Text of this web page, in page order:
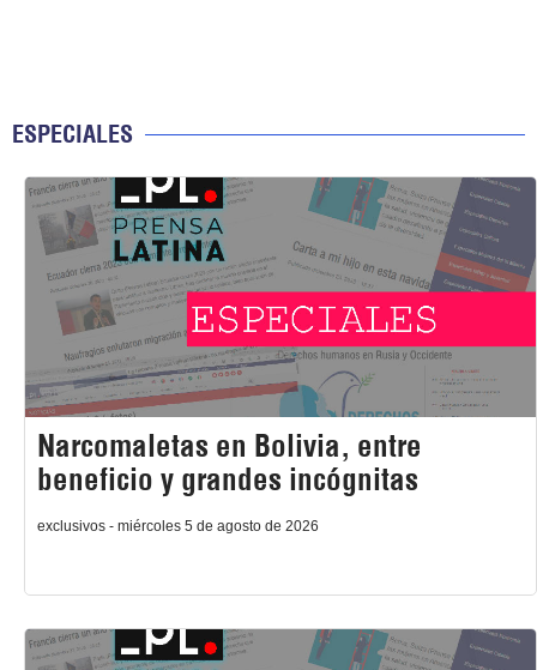
ESPECIALES
Narcomaletas en Bolivia, entre
beneficio y grandes incógnitas
exclusivos - miércoles 5 de agosto de 2026